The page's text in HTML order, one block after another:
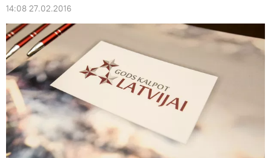
14:08 27.02.2016